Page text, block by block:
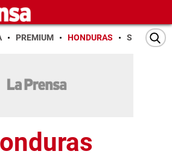
PREMIUM HONDURAS SAN PEDRO